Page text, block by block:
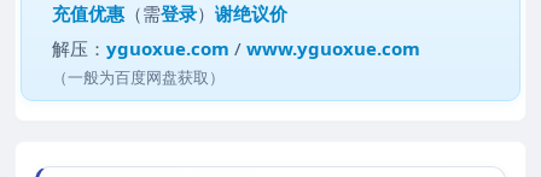
充值优惠 （需登录）谢绝议价
解压：yguoxue.com /www.yguoxue.com
（一般为百度网盘获取）